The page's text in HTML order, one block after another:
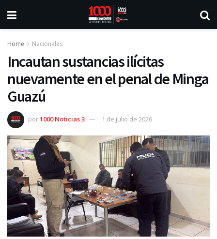
Home Nacionales
Incautan sustancias ilícitas
nuevamente en el penal de Minga
Guazú
por1000 Noticias 3 1 de julio de 2026